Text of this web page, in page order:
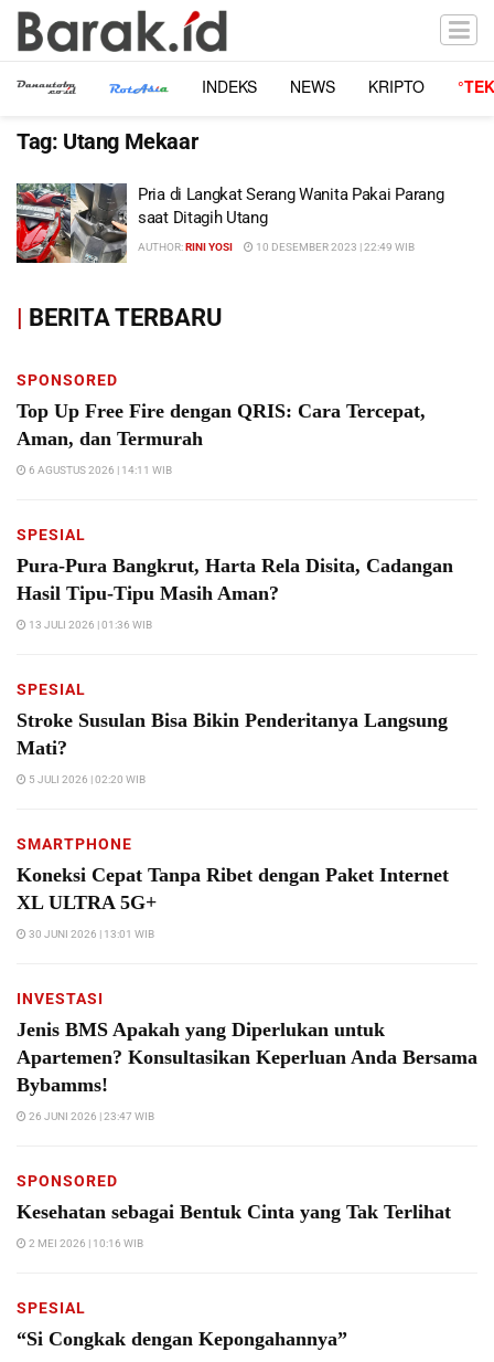
INDEKS NEWS KRIPTO
Tag: Utang Mekaar
Pria di Langkat Serang Wanita Pakai Parang
saat Ditagih Utang
AUTHOR:RINI YOSI 10 DESEMBER 2023 | 22:49 WIB
| BERITA TERBARU
SPONSORED
Top Up Free Fire dengan QRIS: Cara Tercepat,
Aman, dan Termurah
6 AGUSTUS 2026 | 14:11 WIB
SPESIAL
Pura-Pura Bangkrut, Harta Rela Disita, Cadangan
Hasil Tipu-Tipu Masih Aman?
13 JULI 2026 | 01:36 WIB
SPESIAL
Stroke Susulan Bisa Bikin Penderitanya Langsung
Mati?
5 JULI 2026 | 02:20 WIB
SMARTPHONE
Koneksi Cepat Tanpa Ribet dengan Paket Internet
XL ULTRA 5G+
30 JUNI 2026 | 13:01 WIB
INVESTASI
Jenis BMS Apakah yang Diperlukan untuk
Apartemen? Konsultasikan Keperluan Anda Bersama
Bybamms!
26 JUNI 2026 | 23:47 WIB
SPONSORED
Kesehatan sebagai Bentuk Cinta yang Tak Terlihat
2 MEI 2026 | 10:16 WIB
SPESIAL
“Si Congkak dengan Kepongahannya”